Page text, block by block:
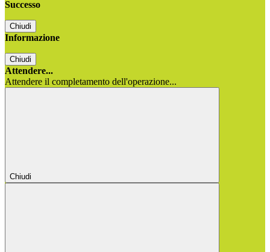
Successo
Chiudi
Informazione
Chiudi
Attendere...
Attendere il completamento dell'operazione...
Chiudi